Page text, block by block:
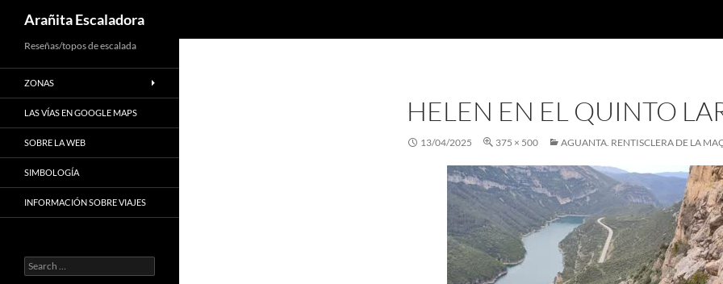
to
content
Arañita Escaladora
HELEN EN EL QUINTO
13/04/2025 375 × 500 AGUANTA. RENTISCLERA DE LA
Reseñas/topos de escalada
ZONAS
LAS VÍAS EN GOOGLE MAPS
SOBRE LA WEB
SIMBOLOGÍA
INFORMACIÓN SOBRE VIAJES
Search
for: